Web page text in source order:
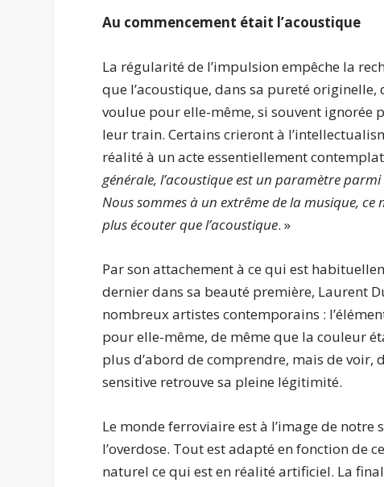
Au commencement était l’acoustique
La régularité de l’impulsion empêche la
que l’acoustique, dans sa pureté
voulue pour elle-même, si souvent ignorée
leur train. Certains crieront à
réalité à un acte essentiellement
générale, l’acoustique est un paramètre parmi
Nous sommes à un extrême de la musique,
plus écouter que l’acoustique. »
Par son attachement à ce qui est
dernier dans sa beauté première, Laurent
nombreux artistes contemporains :
pour elle-même, de même que la couleur
plus d’abord de comprendre, mais de voir,
sensitive retrouve sa pleine légitimité.
Le monde ferroviaire est à l’image de notre
l’overdose. Tout est adapté en fonction de
naturel ce qui est en réalité artificiel. La